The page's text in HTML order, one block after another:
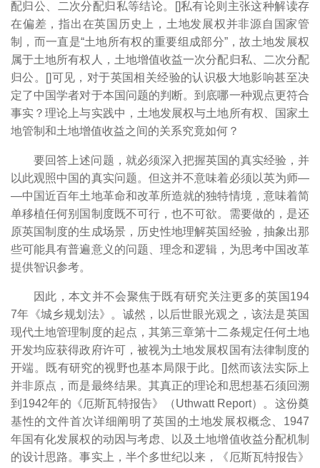
配归公、二次分配归私等结论。[]私有论则主张这种解读存
在偏差，指出在英国历史上，土地发展权并非源自国家管
制，而一直是“土地所有权的重要组成部分”，故土地发展权
属于土地所有权人，土地增值收益一次分配归私、二次分配
归公。[]可见，对于英国相关经验的认识极大地影响甚至决
定了中国学者对于本国问题的判断。到底哪一种观点更符合
事实？理论上与实践中，土地发展权与土地所有权、国家土
地管制和土地增值收益之间的关系究竟如何？
要回答上述问题，就必须深入把握英国的真实经验，并
以此观照中国的真实问题。但这并不意味着必须以英为师―
―中国近百年土地革命和改革所造就的独特情境，意味着简
单移植任何别国制度既不可行，也不可欲。需要做的，是还
原英国制度的生成场景，历史性地理解英国经验，抽象出那
些可能具有普遍意义的问题、理念和逻辑，为思考中国改革
提供智识参考。
因此，本文并不会聚焦于既有研究关注更多的英国194
7年《城乡规划法》。诚然，以后世眼光观之，该法是英国
现代土地管理制度的起点，其第三章第十二条规定任何土地
开发均应获得政府许可，被视为土地发展权国有法律制度的
开端。既有研究的视野也基本局限于此。[]然而该法实际上
并非原点，而是最终结果。其真正的理论和思想基石须回溯
到1942年的《厄斯瓦特报告》（Uthwatt Report）。这份奠
基性的文件首次详细阐明了英国的土地发展权概念、1947
年国有化发展权的动因与考虑、以及土地增值收益分配机制
的设计思路。事实上，半个多世纪以来，《厄斯瓦特报告》